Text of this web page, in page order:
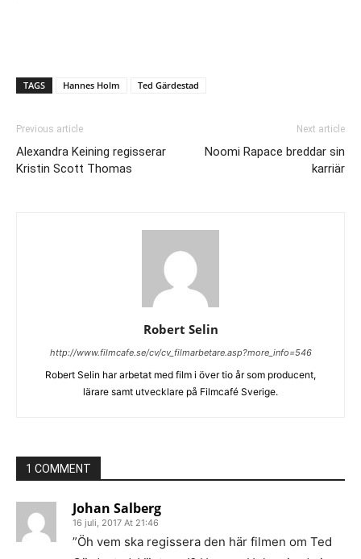
TAGS Hannes Holm Ted Gärdestad
Previous article
Alexandra Keining regisserar
Kristin Scott Thomas
Next article
Noomi Rapace breddar sin
karriär
Robert Selin
http://www.filmcafe.se/cv/cv_filmarbetare.asp?more_info=546
Robert Selin har arbetat med film i över tio år som producent,
lärare samt utvecklare på Filmcafé Sverige.
1 COMMENT
Johan Salberg
16 juli, 2017 At 21:46
”Öh vem ska regissera den här filmen om Ted